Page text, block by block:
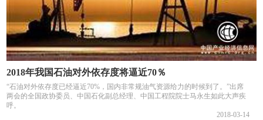
2018年我国石油对外依存度将逼近70％
“石油对外依存度已经逼近70%，国内非常规油气资源给力的时候到了。”出席
两会的全国政协委员、中国石化副总经理、中国工程院院士马永生如此大声疾
呼。
2018-03-14